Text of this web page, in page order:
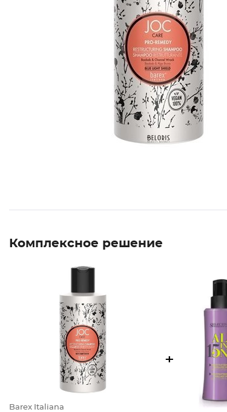
Комплексное решение
Barex Italiana
+